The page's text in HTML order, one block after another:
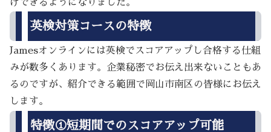
けできるようになりました。
英検対策コースの特徴
Jamesオンラインには英検でスコアアップし合格する仕組
みが数多くあります。企業秘密でお伝え出来ないこともあ
るのですが、紹介できる範囲で岡山市南区の皆様にお伝え
します。
特徴①短期間でのスコアアップ可能